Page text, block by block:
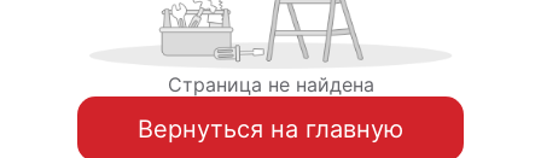
Страница не найдена
Вернуться на главную